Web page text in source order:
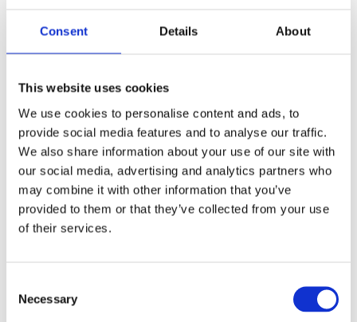
Consent Details About
This website uses cookies
We use cookies to personalise content and ads, to
provide social media features and to analyse our traffic.
We also share information about your use of our site with
our social media, advertising and analytics partners who
may combine it with other information that you’ve
provided to them or that they’ve collected from your use
of their services.
Selection
Necessary
otthonunktól
Szerző:rovarnelkul|hangyairtás
légyirtás,rovarirtás,rovarirtó
Amióta tart ez a hőség és szárazság,
biztosan Ön is észrevette, hogy
megnövekedett a rovarok száma az
otthonában. Igen, de mi köze a hőségnek a
rovarok elszaporodásához? A rovar